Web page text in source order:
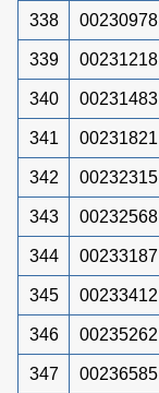
338 00230978
339 00231218
340 00231483
341 00231821
342 00232315
343 00232568
344 00233187
345 00233412
346 00235262
347 00236585